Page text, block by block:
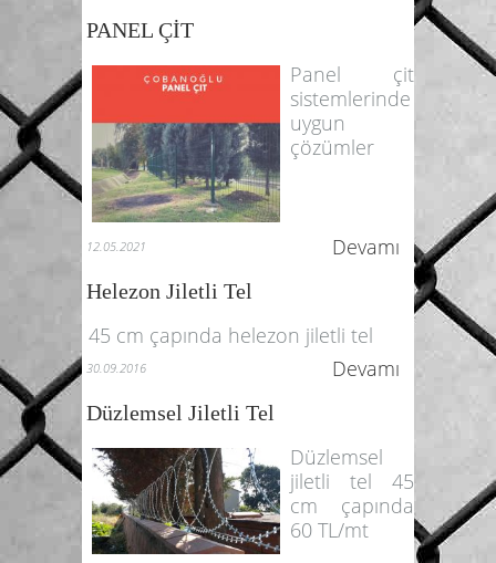
PANEL ÇİT
Panel çit
sistemlerinde
uygun
çözümler
12.05.2021 Devamı
Helezon Jiletli Tel
45 cm çapında helezon jiletli tel
30.09.2016 Devamı
Düzlemsel Jiletli Tel
Düzlemsel
jiletli tel 45
cm çapında
60 TL/mt